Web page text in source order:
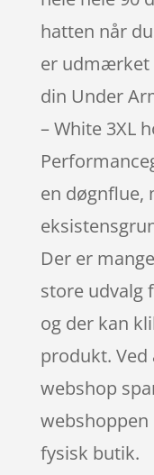
hatten når
er udmærket
din Under
– White 3XL
en døgnflue,
Der er
store udvalg
og der kan
produkt. Ved
webshop
fysisk butik.